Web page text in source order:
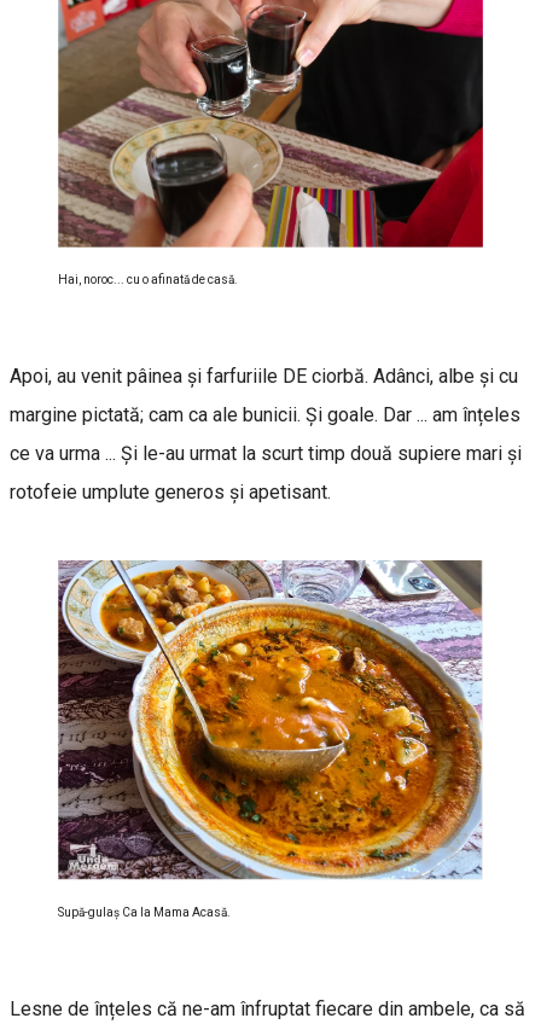
Hai, noroc... cu o afinată de casă.
Apoi, au venit pâinea și farfuriile DE ciorbă. Adânci, albe și cu
margine pictată; cam ca ale bunicii. Și goale. Dar ... am înțeles
ce va urma ... Și le-au urmat la scurt timp două supiere mari și
rotofeie umplute generos și apetisant.
Supă-gulaș Ca la Mama Acasă.
Lesne de înțeles că ne-am înfruptat fiecare din ambele, ca să